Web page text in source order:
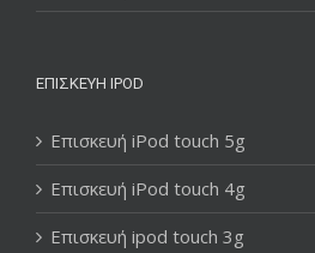
ΕΠΙΣΚΕΥΉ IPOD
Επισκευή iPod touch 5g
Επισκευή iPod touch 4g
Επισκευή ipod touch 3g